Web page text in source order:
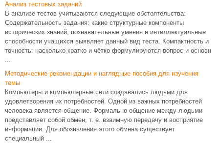
Анализ тестовых заданий
В анализе тестов учитываются следующие обстоятельства:
Содержательность задания: какие структурные компоненты
исторических знаний, познавательные умения и интеллектуальные
способности учащихся выявляет данный вид теста. Компактность и
точность: насколько кратко и чётко формулируются вопрос и основн
...
Методические рекомендации и наглядные пособия для изучения
темы
Компьютеры и компьютерные сети создавались людьми для
удовлетворения их потребностей. Одной из важных потребностей
человека является общение. Формально общение между людьми
представляет собой обмен, т. е. взаимную передачу и восприятие
информации. Для обозначения этого обмена существует
специальный ...